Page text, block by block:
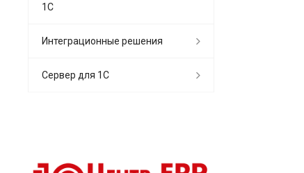
1С
Интеграционные решения
Сервер для 1С